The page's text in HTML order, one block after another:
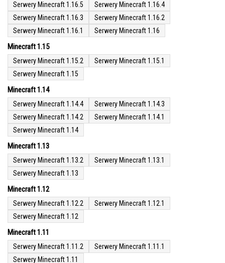
Serwery Minecraft 1.16.5
Serwery Minecraft 1.16.4
Serwery Minecraft 1.16.3
Serwery Minecraft 1.16.2
Serwery Minecraft 1.16.1
Serwery Minecraft 1.16
Minecraft 1.15
Serwery Minecraft 1.15.2
Serwery Minecraft 1.15.1
Serwery Minecraft 1.15
Minecraft 1.14
Serwery Minecraft 1.14.4
Serwery Minecraft 1.14.3
Serwery Minecraft 1.14.2
Serwery Minecraft 1.14.1
Serwery Minecraft 1.14
Minecraft 1.13
Serwery Minecraft 1.13.2
Serwery Minecraft 1.13.1
Serwery Minecraft 1.13
Minecraft 1.12
Serwery Minecraft 1.12.2
Serwery Minecraft 1.12.1
Serwery Minecraft 1.12
Minecraft 1.11
Serwery Minecraft 1.11.2
Serwery Minecraft 1.11.1
Serwery Minecraft 1.11